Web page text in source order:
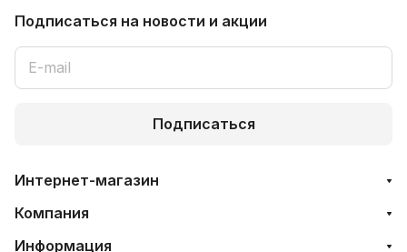
Подписаться на новости и акции
Подписаться
Интернет-магазин
Компания
Информация